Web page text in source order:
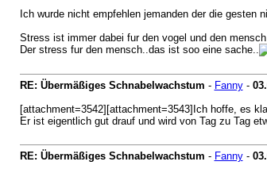
Ich wurde nicht empfehlen jemanden der die
Stress ist immer dabei fur den vogel und den
Der stress fur den mensch..das ist soo eine sache..
RE: Übermäßiges Schnabelwachstum - Fanny-
[attachment=3542][attachment=3543]Ich hoffe, es
Er ist eigentlich gut drauf und wird von Tag zu Tag
RE: Übermäßiges Schnabelwachstum - Fanny-